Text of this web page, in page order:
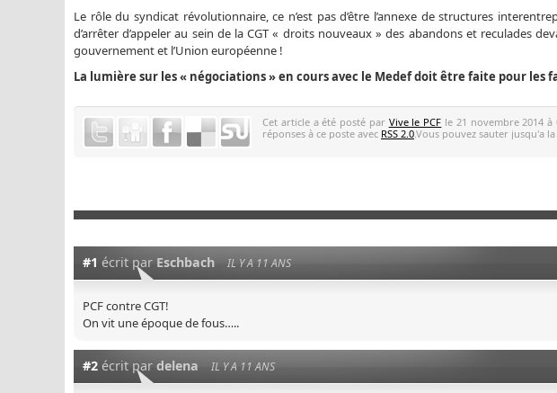
Le rôle du syndicat révolutionnaire, ce n’est pas d’être l’annexe de structures
d’arrêter d’appeler au sein de la CGT « droits nouveaux » des abandons et reculades
gouvernement et l’Union européenne !
La lumière sur les « négociations » en cours avec le Medef doit être faite pour les
Cet article a été posté par Vive le PCF le 21 novembre 2014
réponses à ce poste avec RSS 2.0.Vous pouvez sauter jusqu'a
#1 écrit par Eschbach IL Y A 11 ANS
PCF contre CGT!
On vit une époque de fous…..
#2 écrit par delena IL Y A 11 ANS